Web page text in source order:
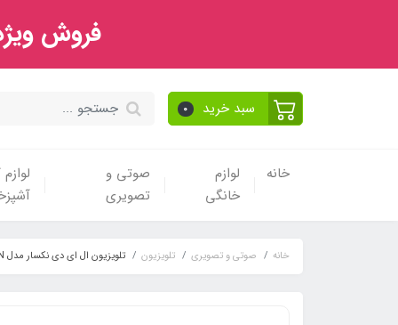
فروش
سبد خرید 0
خانه
لوازم
خانگی
صوتی و
تصویری
خانه صوتی و تصویری تلویزیون تلویزیون ال ای دی نکسار مدل NTV-H50C414N سایز 50 اینچ